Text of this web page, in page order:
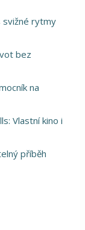
svižné rytmy
bez
na
Vlastní kino i
příběh